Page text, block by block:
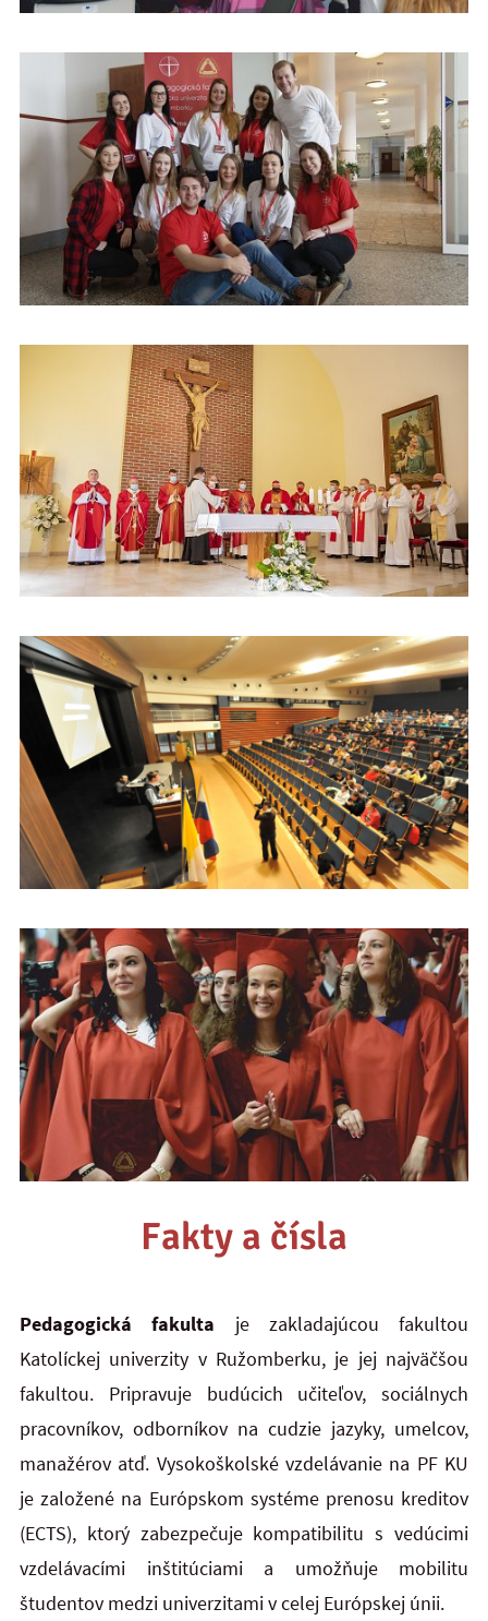
Fakty a čísla
Pedagogická fakulta je zakladajúcou fakultou
Katolíckej univerzity v Ružomberku, je jej najväčšou
fakultou. Pripravuje budúcich učiteľov, sociálnych
pracovníkov, odborníkov na cudzie jazyky, umelcov,
manažérov atď. Vysokoškolské vzdelávanie na PF KU
je založené na Európskom systéme prenosu kreditov
(ECTS), ktorý zabezpečuje kompatibilitu s vedúcimi
vzdelávacími inštitúciami a umožňuje mobilitu
študentov medzi univerzitami v celej Európskej únii.